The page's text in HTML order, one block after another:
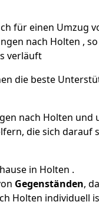
für einen Umzug
nach Holten ,
verläuft
die beste
nach Holten und
die sich darauf
in Holten .
Gegenständen,
Holten individuell